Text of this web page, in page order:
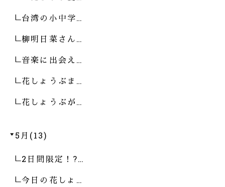
台湾の小中学…
柳明日菜さん…
音楽に出会え…
花しょうぶま…
花しょうぶが…
5月(13)
2日間限定！?…
今日の花しょ…